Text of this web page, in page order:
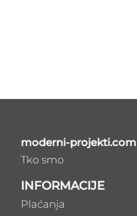
moderni-projekti.com
Tko smo
INFORMACIJE
Plaćanja